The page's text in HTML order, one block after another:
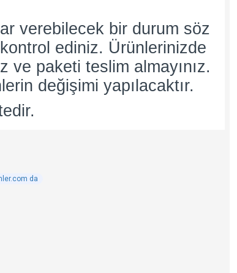
verebilecek bir durum söz
ediniz. Ürünlerinizde
ve paketi teslim almayınız.
değişimi yapılacaktır.
da